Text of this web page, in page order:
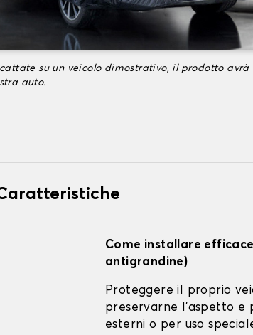
su un veicolo dimostrativo, il prodotto avrà
auto.
Come installare
antigrandine)
Proteggere il proprio
preservarne l'aspetto e
esterni o per uso